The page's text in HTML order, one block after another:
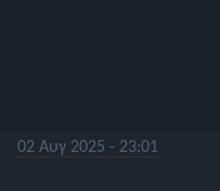
02 Αυγ 2025 - 23:01